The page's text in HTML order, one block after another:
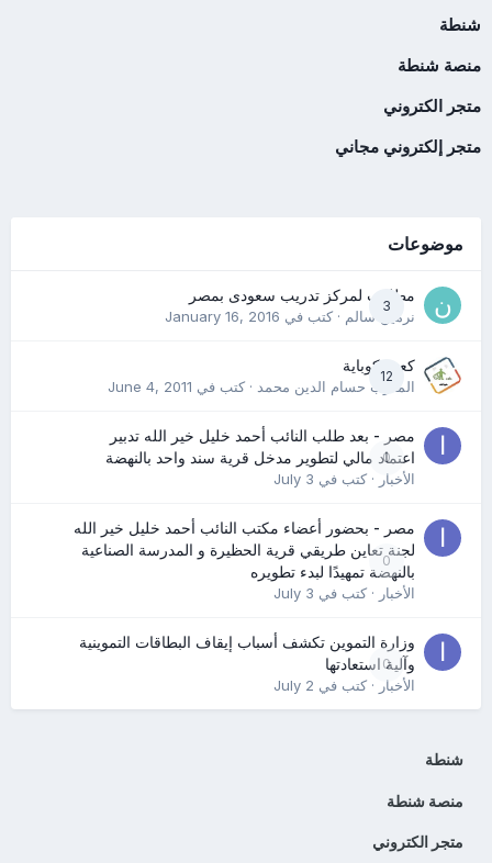
شنطة
منصة شنطة
متجر الكتروني
متجر إلكتروني مجاني
موضوعات
3
مطلوب لمركز تدريب سعودى بمصر
نرمين سالم· كتب في January 16, 2016
12
كعب كوباية
المدرب حسام الدين محمد· كتب في June 4, 2011
0
مصر - بعد طلب النائب أحمد خليل خير الله تدبير
اعتماد مالي لتطوير مدخل قرية سند واحد بالنهضة
الأخبار· كتب في July 3
0
مصر - بحضور أعضاء مكتب النائب أحمد خليل خير الله
لجنة تعاين طريقي قرية الحظيرة و المدرسة الصناعية
بالنهضة تمهيدًا لبدء تطويره
الأخبار· كتب في July 3
0
وزارة التموين تكشف أسباب إيقاف البطاقات التموينية
وآلية استعادتها
الأخبار· كتب في July 2
شنطة
منصة شنطة
متجر الكتروني